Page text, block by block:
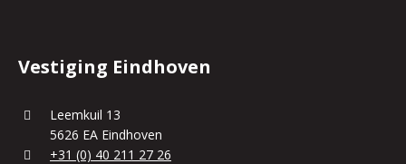
Vestiging Eindhoven
Leemkuil 13
5626 EA Eindhoven
+31 (0) 40 211 27 26